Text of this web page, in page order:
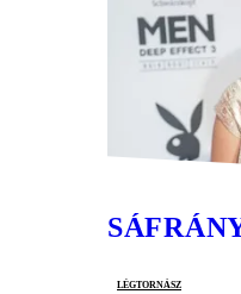
légtornász